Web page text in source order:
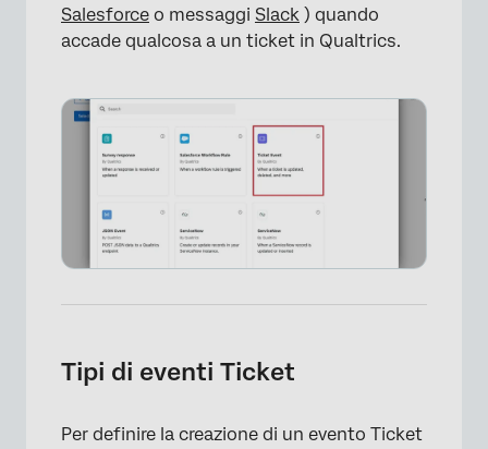
Salesforce o messaggi Slack ) quando
accade qualcosa a un ticket in Qualtrics.
Tipi di eventi Ticket
Per definire la creazione di un evento Ticket